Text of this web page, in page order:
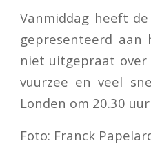
Vanmiddag heeft
gepresenteerd aan
niet uitgepraat over
vuurzee en veel
Londen om 20.30
Foto: Franck